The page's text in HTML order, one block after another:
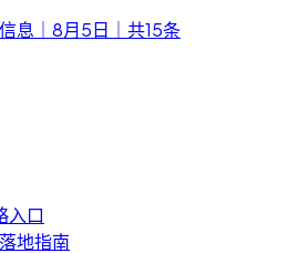
息｜8月5日｜共15条
入口
地指南